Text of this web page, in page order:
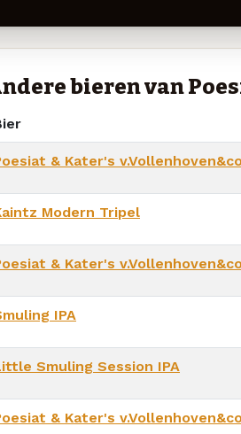
bieren van
& Kater's
Modern Tripel
& Kater's
IPA
Smuling Session IPA
& Kater's